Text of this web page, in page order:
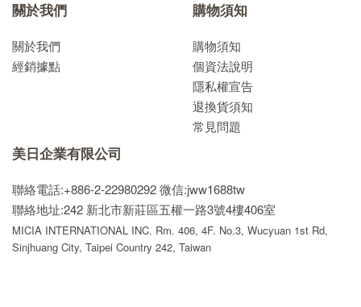
關於我們
關於我們
經銷據點
購物須知
購物須知
個資法說明
隱私權宣告
退換貨須知
常見問題
美日企業有限公司
聯絡電話:+886-2-22980292微信:jww1688tw
聯絡地址:242 新北市新莊區五權一路3號4樓406室
MICIA INTERNATIONAL INC. Rm. 406, 4F. No.3, Wucyuan 1st Rd,
Sinjhuang City, Taipei Country 242, Taiwan